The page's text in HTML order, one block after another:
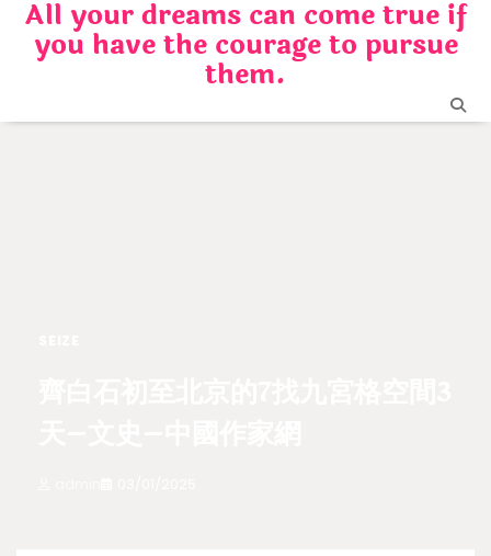
Skip
content
All your dreams can come true if
you have the courage to pursue
them.